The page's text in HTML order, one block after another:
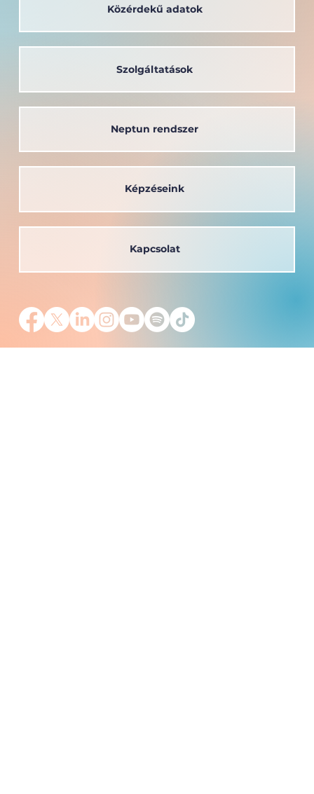
Neptun rendszer
Szolgáltatások
Kapcsolat
Közérdekű adatok
Képzéseink